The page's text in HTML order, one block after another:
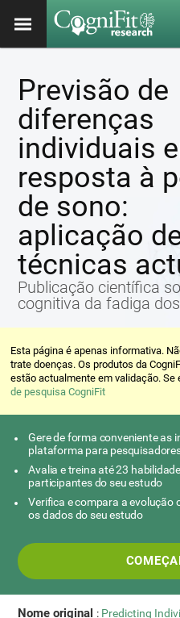
Previsão de
diferenças
individuais
resposta à
de sono:
aplicação
técnicas
Publicação científica
cognitiva da fadiga
Esta página é apenas informativa.
trate doenças. Os produtos da
estão actualmente em validação.
de pesquisa CogniFit
Gere de forma conveniente as
plataforma para
Avalia e treina até 23
participantes do seu estudo
Verifica e compara a evolução
os dados do seu estudo
Nome original : Predicting